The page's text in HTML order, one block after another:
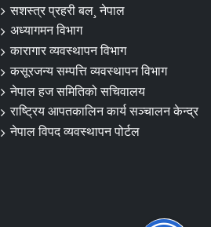
सशस्त्र प्रहरी बल¸ नेपाल
अध्यागमन विभाग
कारागार व्यवस्थापन विभाग
कसूरजन्य सम्पत्ति व्यवस्थापन विभाग
नेपाल हज समितिको सचिवालय
राष्ट्रिय आपतकालिन कार्य सञ्चालन केन्द्र
नेपाल विपद व्यवस्थापन पोर्टल